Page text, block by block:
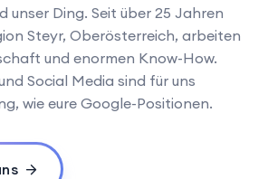
unser Ding. Seit über 25 Jahren
Steyr, Oberösterreich, arbeiten
und enormen Know-How.
Social Media sind für uns
wie eure Google-Positionen.